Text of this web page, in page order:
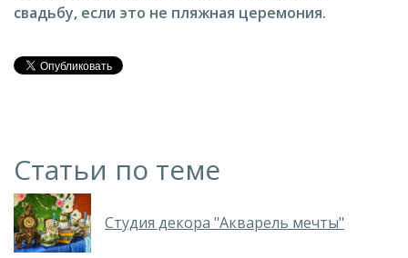
свадьбу, если это не пляжная церемония.
Статьи по теме
Студия декора "Акварель мечты"